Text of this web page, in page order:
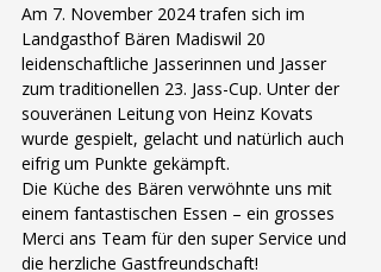
Am 7. November 2024 trafen sich im
Landgasthof Bären Madiswil 20
leidenschaftliche Jasserinnen und Jasser
zum traditionellen 23. Jass-Cup. Unter der
souveränen Leitung von Heinz Kovats
wurde gespielt, gelacht und natürlich auch
eifrig um Punkte gekämpft.
Die Küche des Bären verwöhnte uns mit
einem fantastischen Essen – ein grosses
Merci ans Team für den super Service und
die herzliche Gastfreundschaft!